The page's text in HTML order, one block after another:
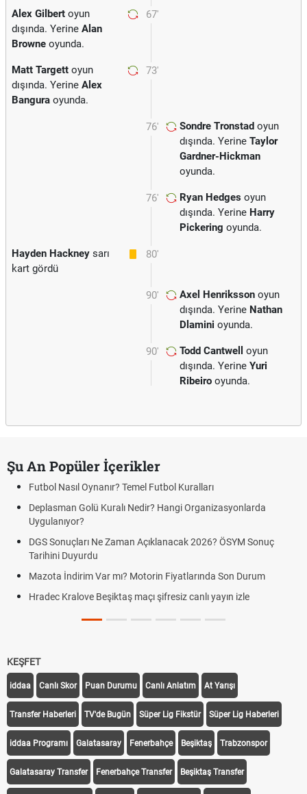
67'
Alex Gilbert oyun
dışında. Yerine Alan
Browne oyunda.
73'
Matt Targett oyun
dışında. Yerine Alex
Bangura oyunda.
76' Sondre Tronstad oyun
dışında. Yerine Taylor
Gardner-Hickman
oyunda.
76' Ryan Hedges oyun
dışında. Yerine Harry
Pickering oyunda.
80'
Hayden Hackney sarı
kart gördü
90' Axel Henriksson oyun
dışında. Yerine Nathan
Dlamini oyunda.
90' Todd Cantwell
oyun
dışında. Yerine Yuri
Ribeiro oyunda.
Şu An Popüler İçerikler
Futbol Nasıl Oynanır? Temel Futbol Kuralları
Deplasman Golü Kuralı Nedir? Hangi Organizasyonlarda
Uygulanıyor?
DGS Sonuçları Ne Zaman Açıklanacak 2026? ÖSYM Sonuç
Tarihini Duyurdu
Mazota İndirim Var mı? Motorin Fiyatlarında Son Durum
Hradec Kralove Beşiktaş maçı şifresiz canlı yayın izle
KEŞFET
iddaa Canlı Skor Puan Durumu Canlı Anlatım At Yarışı
Transfer Haberleri TV'de Bugün Süper Lig Fikstür Süper Lig Haberleri
iddaa Programı Galatasaray Fenerbahçe Beşiktaş Trabzonspor
Galatasaray Transfer Fenerbahçe Transfer Beşiktaş Transfer